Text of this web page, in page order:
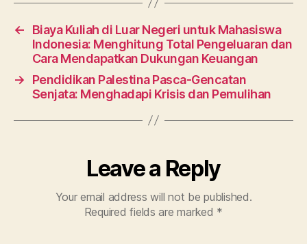
←
Biaya Kuliah di Luar Negeri untuk Mahasiswa
Indonesia: Menghitung Total Pengeluaran dan
Cara Mendapatkan Dukungan Keuangan
→
Pendidikan Palestina Pasca-Gencatan
Senjata: Menghadapi Krisis dan Pemulihan
Leave a Reply
Your email address will not be published.
Required fields are marked *